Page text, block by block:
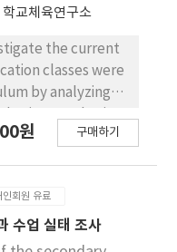
교체육연구소
the current
classes were
by analyzing
physical
원 구매하기
회원 유료
수업 실태 조사